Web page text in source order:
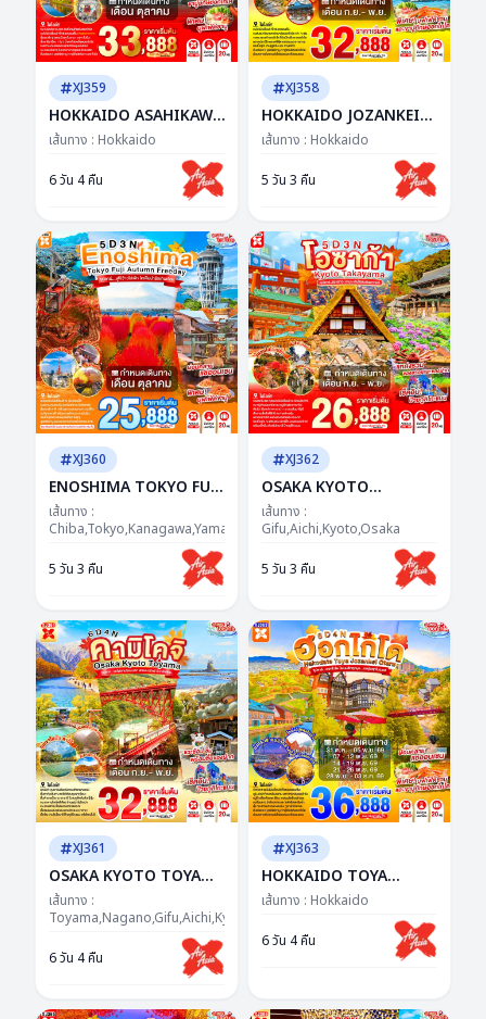
XJ359
HOKKAIDO ASAHIKAWA
JOZANKEI OTARU 6D
4N BY XJ -- OCT'26 --
ซุปตาร์...ฮอกไกโดชิลจัด วิว
เส้นทาง : Hokkaido
6 วัน 4 คืน
XJ358
HOKKAIDO JOZANKEI
OTARU AUTUMN 5D 3N
BY XJ -- SEP - NOV'26 --
ซุปตาร์ฮอกไกโดดีเกิน ฟีล
เส้นทาง : Hokkaido
5 วัน 3 คืน
XJ360
ENOSHIMA TOKYO FUJI
AUTUMN FREEDAY 5D
3N BY XJ --- OCT'26 --
ซุปตาร์...ฟูจิว้าวไม่พัก โค
เคียน่ารักเกินเรื่อง
เส้นทาง :
Chiba,Tokyo,Kanagawa,Yamanashi
5 วัน 3 คืน
XJ362
OSAKA KYOTO
TAKAYAMA 5D 3N BY XJ
-- SEP - NOV'26 -- ซุป
ตาร์..ชิราคาวะ ละมุน คันไซ
อบอุ่นมากแม่
เส้นทาง :
Gifu,Aichi,Kyoto,Osaka
5 วัน 3 คืน
XJ361
OSAKA KYOTO TOYAMA
KAMIKOCHI 6D 4N BY
XJ -- SEP - NOV'26 ---
ซุปตาร์..รถไฟสายโรแมนติก
พิชิตคามิโคจิ วิวหลักล้าน
เส้นทาง :
Toyama,Nagano,Gifu,Aichi,Kyoto,Osaka
6 วัน 4 คืน
XJ363
HOKKAIDO TOYA
JOZANKEI OTARU 6D
DEC'26 -- ซุป
ตาร์...ฮอกไกโด โรแมนติก
เส้นทาง : Hokkaido
6 วัน 4 คืน